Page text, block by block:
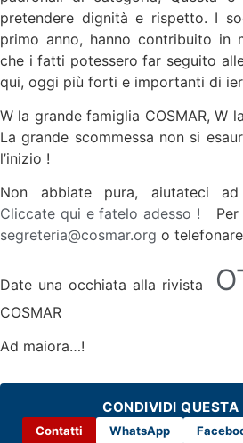
pretendere dignità e rispetto. I
primo anno, hanno contribuito in
che i fatti potessero far seguito
qui, oggi più forti e importanti di
W la grande famiglia COSMAR, W
La grande scommessa non si
l’inizio !
Non abbiate pura, aiutateci ad
Cliccate qui e fatelo adesso !
Per
segreteria@cosmar.org o
Date una occhiata alla rivista
COSMAR
Ad maiora…!
CONDIVIDI QUESTA
Contatti WhatsApp